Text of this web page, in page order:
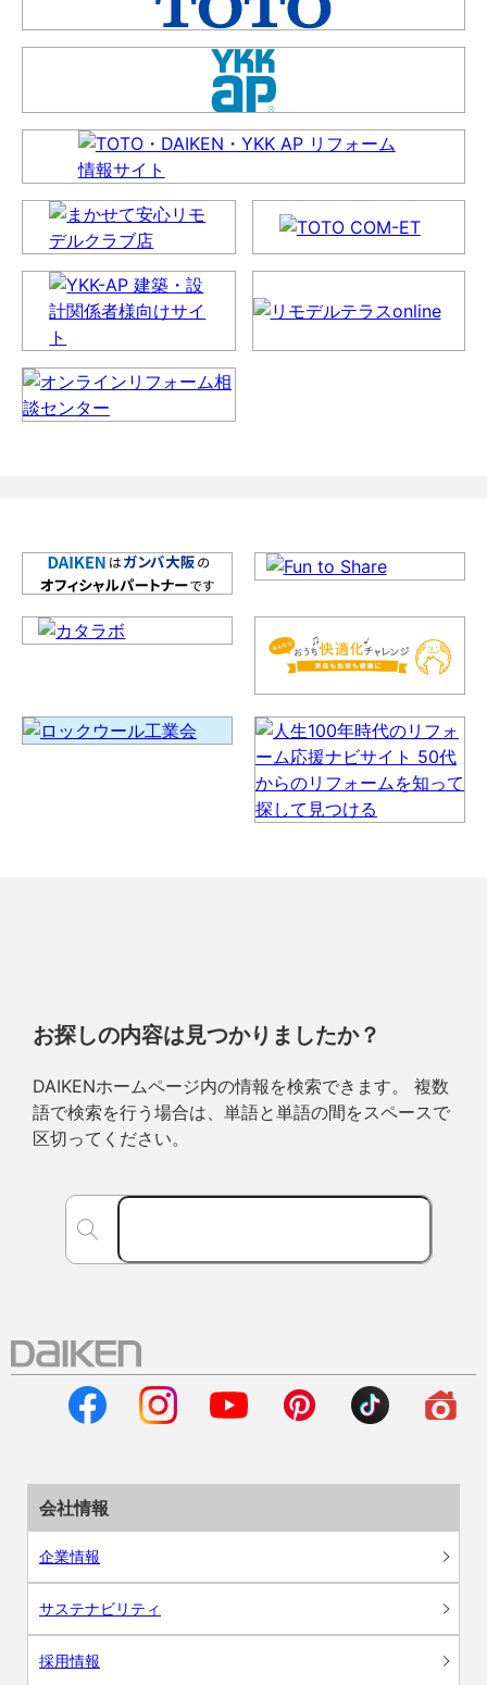
お探しの内容は見つかりましたか？
DAIKENホームページ内の情報を検索できます。 複数
語で検索を行う場合は、単語と単語の間をスペースで
区切ってください。
会社情報
企業情報
サステナビリティ
採用情報